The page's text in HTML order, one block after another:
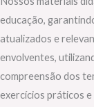
educação,
atualizados e
envolventes,
compreensão dos
exercícios práticos e